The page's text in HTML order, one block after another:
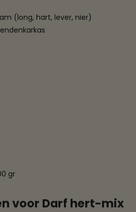
(long, hart, lever, nier)
gr
voor Darf hert-mix